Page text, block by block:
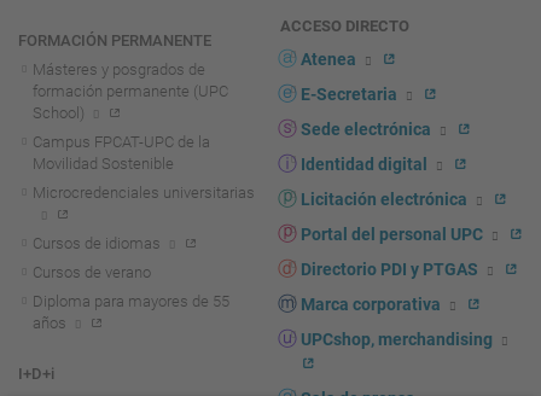
FORMACIÓN PERMANENTE
Másteres y posgrados de
formación permanente (UPC
School)
Campus FPCAT-UPC de la
Movilidad Sostenible
Microcredenciales universitarias
Cursos de idiomas
Cursos de verano
Diploma para mayores de 55
años
I+D+i
ACCESO DIRECTO
Atenea
E-Secretaria
Sede electrónica
Identidad digital
Licitación electrónica
Portal del personal UPC
Directorio PDI y PTGAS
Marca corporativa
UPCshop, merchandising